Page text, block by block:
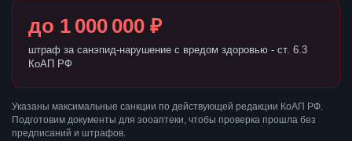
до 1 000 000 ₽
штраф за санэпид-нарушение с вредом здоровью - ст. 6.3
КоАП РФ
Указаны максимальные санкции по действующей редакции КоАП РФ.
Подготовим документы для зооаптеки, чтобы проверка прошла без
предписаний и штрафов.